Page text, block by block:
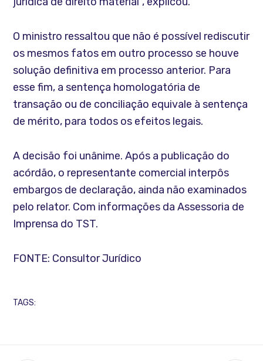
O ministro ressaltou que não é possível rediscutir
os mesmos fatos em outro processo se houve
solução definitiva em processo anterior. Para
esse fim, a sentença homologatória de
transação ou de conciliação equivale à sentença
de mérito, para todos os efeitos legais.
A decisão foi unânime. Após a publicação do
acórdão, o representante comercial interpôs
embargos de declaração, ainda não examinados
pelo relator. Com informações da Assessoria de
Imprensa do TST.
FONTE: Consultor Jurídico
TAGS: